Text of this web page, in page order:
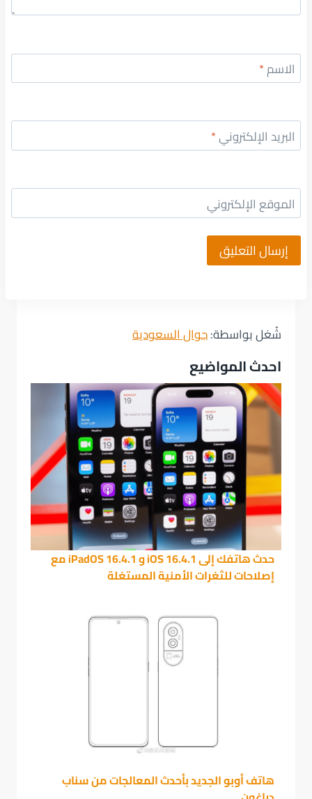
الاسم*
البريد الإلكتروني*
الموقع الإلكتروني
شُغل بواسطة:جوال السعودية
احدث المواضيع
حدث هاتفك إلى iOS 16.4.1 و iPadOS 16.4.1 مع
إصلاحات للثغرات الأمنية المستغلة
هاتف أوبو الجديد بأحدث المعالجات من سناب